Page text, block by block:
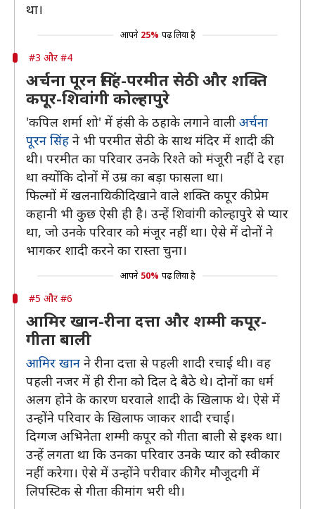
था।
आपने 25% पढ़ लिया है
#3 और #4
अर्चना पूरन सिंह-परमीत सेठी और शक्ति
कपूर-शिवांगी कोल्हापुरे
'कपिल शर्मा शो' में हंसी के ठहाके लगाने वाली अर्चना
पूरन सिंह ने भी परमीत सेठी के साथ मंदिर में शादी की
थी। परमीत का परिवार उनके रिश्ते को मंजूरी नहीं दे रहा
था क्योंकि दोनों में उम्र का बड़ा फासला था।
फिल्मों में खलनायिकी दिखाने वाले शक्ति कपूर की प्रेम
कहानी भी कुछ ऐसी ही है। उन्हें शिवांगी कोल्हापुरे से प्यार
था, जो उनके परिवार को मंजूर नहीं था। ऐसे में दोनों ने
भागकर शादी करने का रास्ता चुना।
आपने 50% पढ़ लिया है
#5 और #6
आमिर खान-रीना दत्ता और शम्मी कपूर-
गीता बाली
आमिर खान ने रीना दत्ता से पहली शादी रचाई थी। वह
पहली नजर में ही रीना को दिल दे बैठे थे। दोनों का धर्म
अलग होने के कारण घरवाले शादी के खिलाफ थे। ऐसे में
उन्होंने परिवार के खिलाफ जाकर शादी रचाई।
दिग्गज अभिनेता शम्मी कपूर को गीता बाली से इश्क था।
उन्हें लगता था कि उनका परिवार उनके प्यार को स्वीकार
नहीं करेगा। ऐसे में उन्होंने परीवार की गैर मौजूदगी में
लिपस्टिक से गीता की मांग भरी थी।